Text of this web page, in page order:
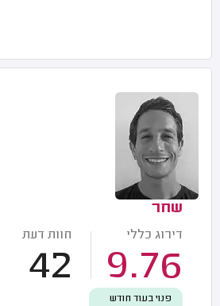
שחר
דירוג כללי
9.76
חוות דעת
42
פנוי בעוד חודש